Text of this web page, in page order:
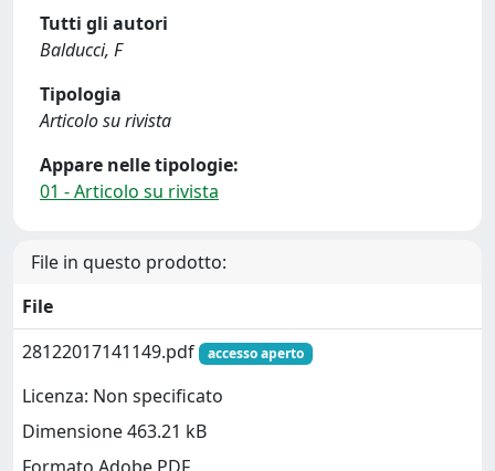
Tutti gli autori
Balducci, F
Tipologia
Articolo su rivista
Appare nelle tipologie:
01 - Articolo su rivista
File in questo prodotto:
File
28122017141149.pdf
accesso aperto
Licenza: Non specificato
Dimensione 463.21 kB